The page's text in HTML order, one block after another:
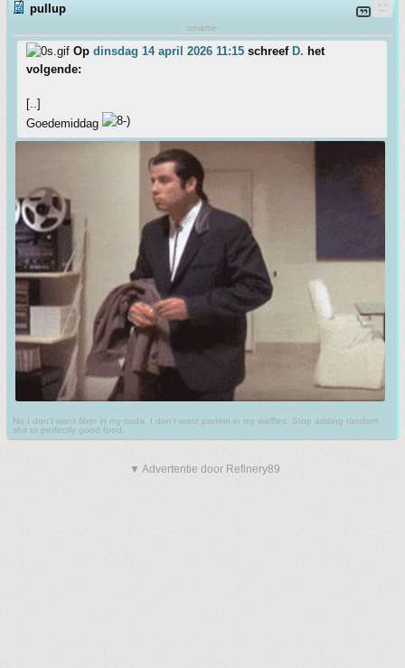
pullup
smartie
Op dinsdag 14 april 2026 11:15 schreef D. het
volgende:
[..]
Goedemiddag
No I don't want fiber in my soda. I don't want protein in my waffles. Stop adding random
shit to perfectly good food.
▼ Advertentie door Refinery89